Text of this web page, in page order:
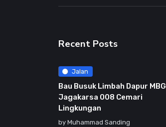
Recent Posts
Jalan
Bau Busuk Limbah Dapur MBG
Jagakarsa 008 Cemari
Lingkungan
by Muhammad Sanding